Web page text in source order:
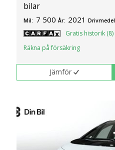
bilar
Mil: 7 500 År: 2021
Gratis historik (8)
Räkna på försäkring
Jämför